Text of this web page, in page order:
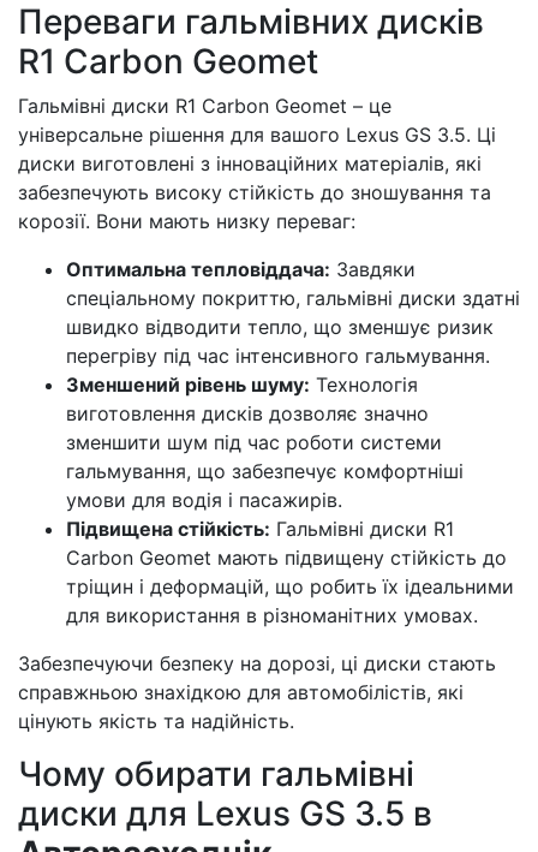
Переваги гальмівних дисків
R1 Carbon Geomet
Гальмівні диски R1 Carbon Geomet – це
універсальне рішення для вашого Lexus GS 3.5. Ці
диски виготовлені з інноваційних матеріалів, які
забезпечують високу стійкість до зношування та
корозії. Вони мають низку переваг:
Оптимальна тепловіддача: Завдяки
спеціальному покриттю, гальмівні диски здатні
швидко відводити тепло, що зменшує ризик
перегріву під час інтенсивного гальмування.
Зменшений рівень шуму: Технологія
виготовлення дисків дозволяє значно
зменшити шум під час роботи системи
гальмування, що забезпечує комфортніші
умови для водія і пасажирів.
Підвищена стійкість: Гальмівні диски R1
Carbon Geomet мають підвищену стійкість до
тріщин і деформацій, що робить їх ідеальними
для використання в різноманітних умовах.
Забезпечуючи безпеку на дорозі, ці диски стають
справжньою знахідкою для автомобілістів, які
цінують якість та надійність.
Чому обирати гальмівні
диски для Lexus GS 3.5 в